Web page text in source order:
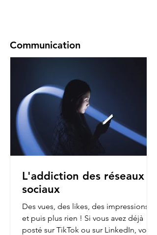
Communication
L'addiction des réseaux
sociaux
Des vues, des likes, des impressions…
et puis plus rien ! Si vous avez déjà
posté sur TikTok ou sur LinkedIn, vous